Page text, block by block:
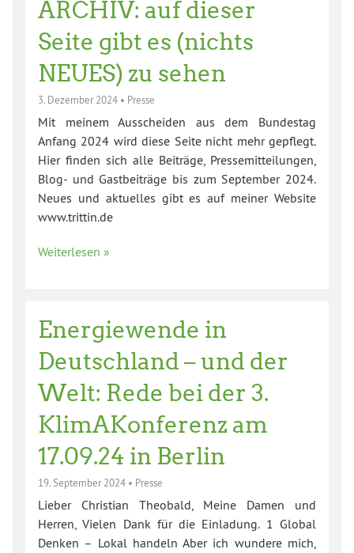
ARCHIV: auf dieser
Seite gibt es (nichts
NEUES) zu sehen
3. Dezember 2024 • Presse
Mit meinem Ausscheiden aus dem Bundestag
Anfang 2024 wird diese Seite nicht mehr gepflegt.
Hier finden sich alle Beiträge, Pressemitteilungen,
Blog- und Gastbeiträge bis zum September 2024.
Neues und aktuelles gibt es auf meiner Website
www.trittin.de
Weiterlesen »
Energiewende in
Deutschland – und der
Welt: Rede bei der 3.
KlimAKonferenz am
17.09.24 in Berlin
19. September 2024 • Presse
Lieber Christian Theobald, Meine Damen und
Herren, Vielen Dank für die Einladung. 1 Global
Denken – Lokal handeln Aber ich wundere mich,